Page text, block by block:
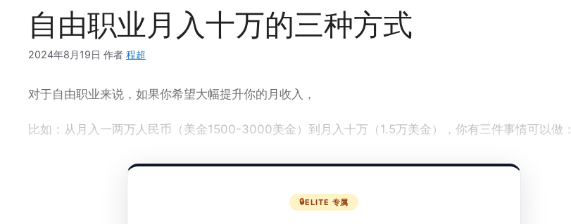
自由职业月入十万的三种方式
2024年8月19日 作者 程超
对于自由职业来说，如果你希望大幅提升你的月收入，
比如：从月入一两万人民币（美金1500-3000美金）到月入十万（1.5万美金），你有三件事情可以做：
这是自由职业者、迷你创业者，提升收入最简单的三种方式。
ELITE 专属